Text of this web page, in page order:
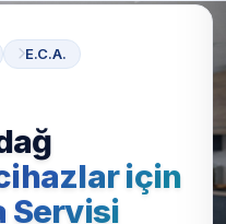
E.C.A.
için
Servisi